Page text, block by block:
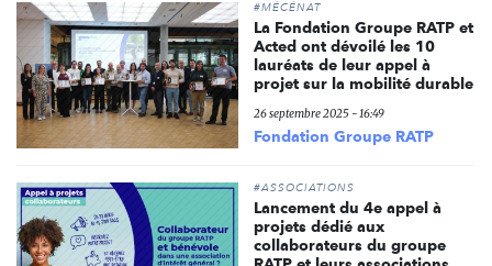
#MÉCÉNAT
La Fondation Groupe RATP et
Acted ont dévoilé les 10
lauréats de leur appel à
projet sur la mobilité durable
26 septembre 2025 - 16:49
Fondation Groupe RATP
#ASSOCIATIONS
Lancement du 4e appel à
projets dédié aux
collaborateurs du groupe